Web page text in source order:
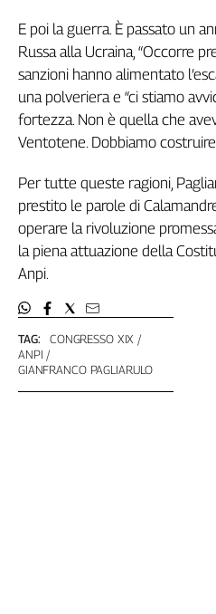
Idea
Diffusa
Le
trasmissioni
tv
in
Progress
L'Italia
nel
Lavoro
Territori
Abruzzo-
Molise
Alto
Adige
TAG:
CONGRESSO XIX
ANPI
GIANFRANCO PAGLIARULO
E poi la guerra. È passato un
Russa alla Ucraina, “Occorre
sanzioni hanno alimentato
una polveriera e “ci stiamo
fortezza. Non è quella che
Ventotene. Dobbiamo costruire
Per tutte queste ragioni,
prestito le parole di
operare la rivoluzione
la piena attuazione della
Anpi.